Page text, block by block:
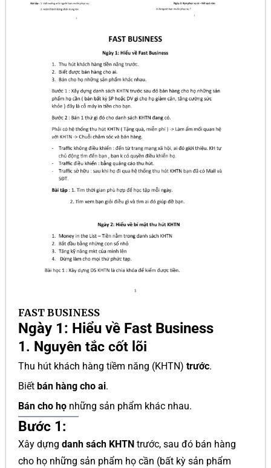
FAST BUSINESS
Ngày 1: Hiểu về Fast Business
1. Nguyên tắc cốt lõi
Thu hút khách hàng tiềm năng (KHTN) trước.
Biết bán hàng cho ai.
Bán cho họ những sản phẩm khác nhau.
Bước 1:
Xây dựng danh sách KHTN trước, sau đó bán hàng
cho họ những sản phẩm họ cần (bất kỳ sản phẩm